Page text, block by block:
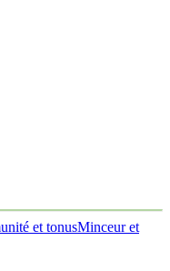
et tonusMinceur et